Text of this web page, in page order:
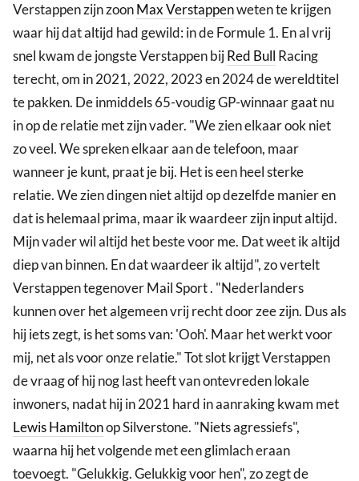
Verstappen zijn zoonMax Verstappenweten te krijgen
waar hij dat altijd had gewild: in de Formule 1. En al vrij
snel kwam de jongste Verstappen bijRed Bull Racing
terecht, om in 2021, 2022, 2023 en 2024 de wereldtitel
te pakken. De inmiddels 65-voudig GP-winnaar gaat nu
in op de relatie met zijn vader. "We zien elkaar ook niet
zo veel. We spreken elkaar aan de telefoon, maar
wanneer je kunt, praat je bij. Het is een heel sterke
relatie. We zien dingen niet altijd op dezelfde manier en
dat is helemaal prima, maar ik waardeer zijn input altijd.
Mijn vader wil altijd het beste voor me. Dat weet ik altijd
diep van binnen. En dat waardeer ik altijd", zo vertelt
Verstappen tegenover Mail Sport . "Nederlanders
kunnen over het algemeen vrij recht door zee zijn. Dus als
hij iets zegt, is het soms van: 'Ooh'. Maar het werkt voor
mij, net als voor onze relatie." Tot slot krijgt Verstappen
de vraag of hij nog last heeft van ontevreden lokale
inwoners, nadat hij in 2021 hard in aanraking kwam met
Lewis Hamiltonop Silverstone. "Niets agressiefs",
waarna hij het volgende met een glimlach eraan
toevoegt. "Gelukkig. Gelukkig voor hen", zo zegt de